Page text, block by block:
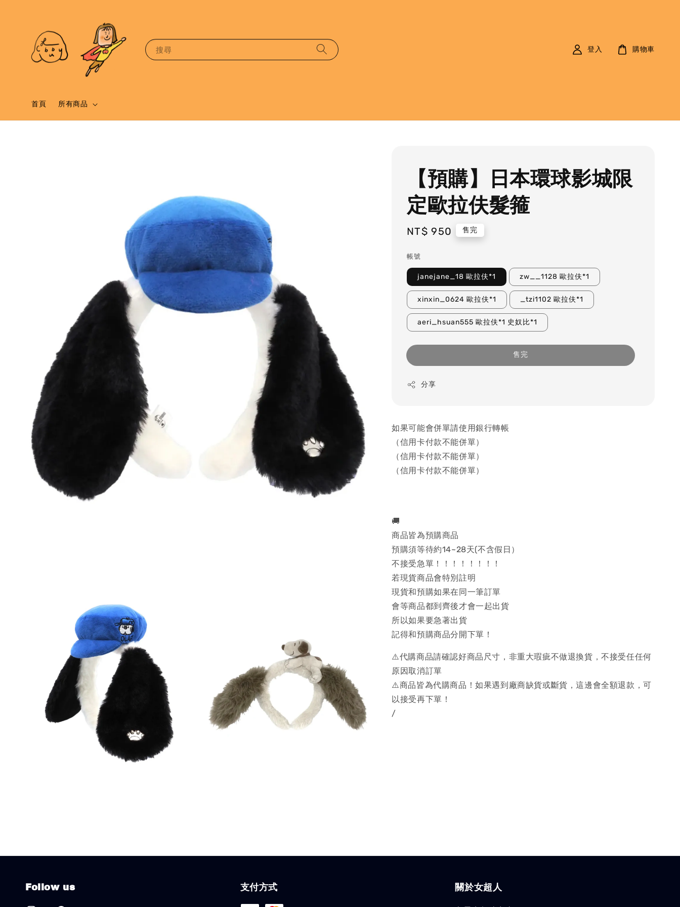
搜尋
首頁 所有商品
登入 購物車
【預購】日本環球影城限
定歐拉伕髮箍
Regular
NT$ 950 售完
帳號
janejane_18 歐拉伕*1 zw__1128 歐拉伕*1
xinxin_0624 歐拉伕*1 _tzi1102 歐拉伕*1
aeri_hsuan555 歐拉伕*1 史奴比*1
售完
分享
如果可能會併單請使用銀行轉帳
（信用卡付款不能併單）
（信用卡付款不能併單）
（信用卡付款不能併單）
🚚
商品皆為預購商品
預購須等待約14~28天(不含假日）
不接受急單！！！！！！！！
若現貨商品會特別註明
現貨和預購如果在同一筆訂單
會等商品都到齊後才會一起出貨
所以如果要急著出貨
記得和預購商品分開下單！
⚠️代購商品請確認好商品尺寸，非重大瑕疵不做退換貨，不接受任任何
原因取消訂單
⚠️商品皆為代購商品！如果遇到廠商缺貨或斷貨，這邊會全額退款，可
以接受再下單！
/
Follow us 支付方式 關於女超人